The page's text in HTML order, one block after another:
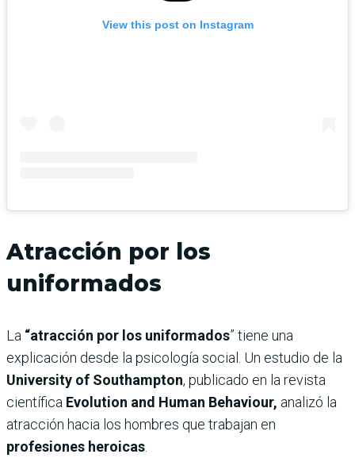
View this post on Instagram
Atracción por los
uniformados
La “atracción por los uniformados” tiene una
explicación desde la psicología social. Un estudio de la
University of Southampton, publicado en la revista
científica Evolution and Human Behaviour, analizó la
atracción hacia los hombres que trabajan en
profesiones heroicas.